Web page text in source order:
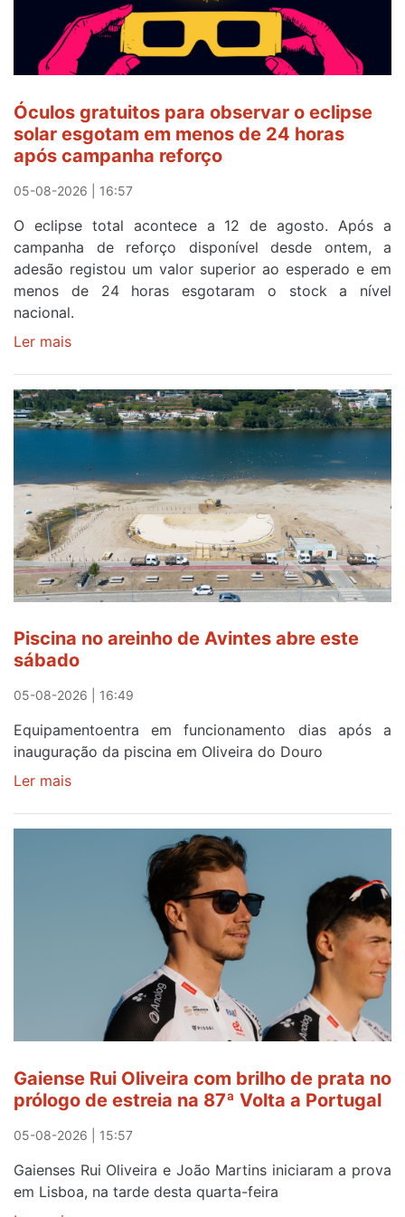
Óculos gratuitos para observar o eclipse
solar esgotam em menos de 24 horas
após campanha reforço
05-08-2026 | 16:57
O eclipse total acontece a 12 de agosto. Após a
campanha de reforço disponível desde ontem, a
adesão registou um valor superior ao esperado e em
menos de 24 horas esgotaram o stock a nível
nacional.
Ler mais
para
observar
eclipse
solar
esgotam
em
menos
de
24
após
campanha
reforço
Piscina no areinho de Avintes abre este
sábado
05-08-2026 | 16:49
Equipamentoentra em funcionamento dias após a
inauguração da piscina em Oliveira do Douro
Ler mais
no
Gaiense Rui Oliveira com brilho de prata no
prólogo de estreia na 87ª Volta a Portugal
05-08-2026 | 15:57
Gaienses Rui Oliveira e João Martins iniciaram a prova
em Lisboa, na tarde desta quarta-feira